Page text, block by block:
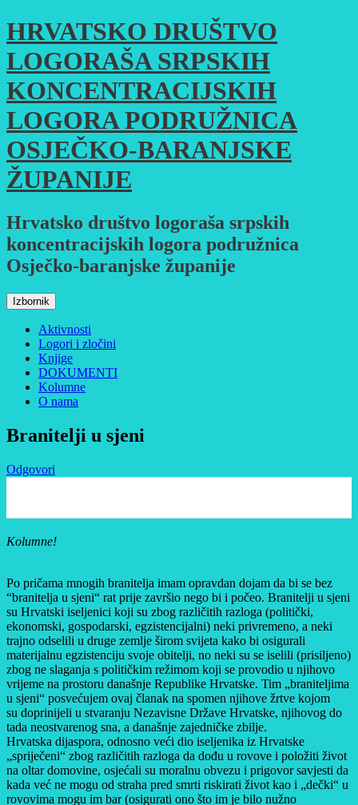
Skoči
do
sadržaja
HRVATSKO DRUŠTVO
LOGORAŠA SRPSKIH
KONCENTRACIJSKIH
LOGORA PODRUŽNICA
OSJEČKO-BARANJSKE
ŽUPANIJE
Hrvatsko društvo logoraša srpskih
koncentracijskih logora podružnica
Osječko-baranjske županije
Izbornik
Aktivnosti
Logori i zločini
Knjige
DOKUMENTI
Kolumne
O nama
Branitelji u sjeni
Odgovori
Kolumne!
Po pričama mnogih branitelja imam opravdan dojam da bi se bez
“branitelja u sjeni“ rat prije završio nego bi i počeo. Branitelji u sjeni
su Hrvatski iseljenici koji su zbog različitih razloga (politički,
ekonomski, gospodarski, egzistencijalni) neki privremeno, a neki
trajno odselili u druge zemlje širom svijeta kako bi osigurali
materijalnu egzistenciju svoje obitelji, no neki su se iselili (prisiljeno)
zbog ne slaganja s političkim režimom koji se provodio u njihovo
vrijeme na prostoru današnje Republike Hrvatske. Tim „braniteljima
u sjeni“ posvećujem ovaj članak na spomen njihove žrtve kojom
su doprinijeli u stvaranju Nezavisne Države Hrvatske, njihovog do
tada neostvarenog sna, a današnje zajedničke zbilje.
Hrvatska dijaspora, odnosno veći dio iseljenika iz Hrvatske
„spriječeni“ zbog različitih razloga da dođu u rovove i položiti život
na oltar domovine, osjećali su moralnu obvezu i prigovor savjesti da
kada već ne mogu od straha pred smrti riskirati život kao i „dečki“ u
rovovima mogu im bar (osigurati ono što im je bilo nužno